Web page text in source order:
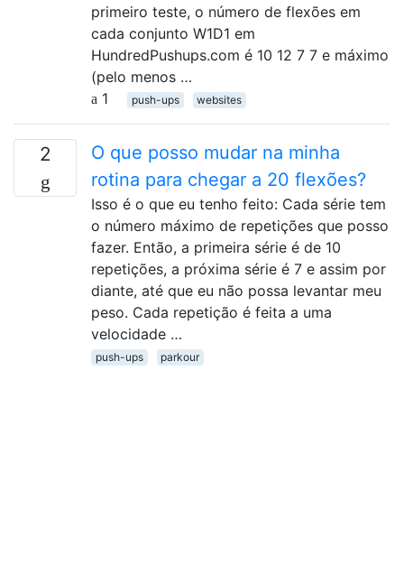
primeiro teste, o número de flexões em
cada conjunto W1D1 em
HundredPushups.com é 10 12 7 7 e máximo
(pelo menos …
1
push-ups websites
2
O que posso mudar na minha
rotina para chegar a 20 flexões?
Isso é o que eu tenho feito: Cada série tem
o número máximo de repetições que posso
fazer. Então, a primeira série é de 10
repetições, a próxima série é 7 e assim por
diante, até que eu não possa levantar meu
peso. Cada repetição é feita a uma
velocidade …
push-ups parkour